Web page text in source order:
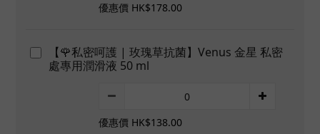
優惠價 HK$178.00
【🌹私密呵護 | 玫瑰草抗菌】Venus 金星 私密
處專用潤滑液 50 ml
優惠價 HK$138.00